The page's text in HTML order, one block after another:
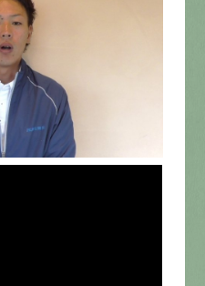
物 診断いたします!!
2605